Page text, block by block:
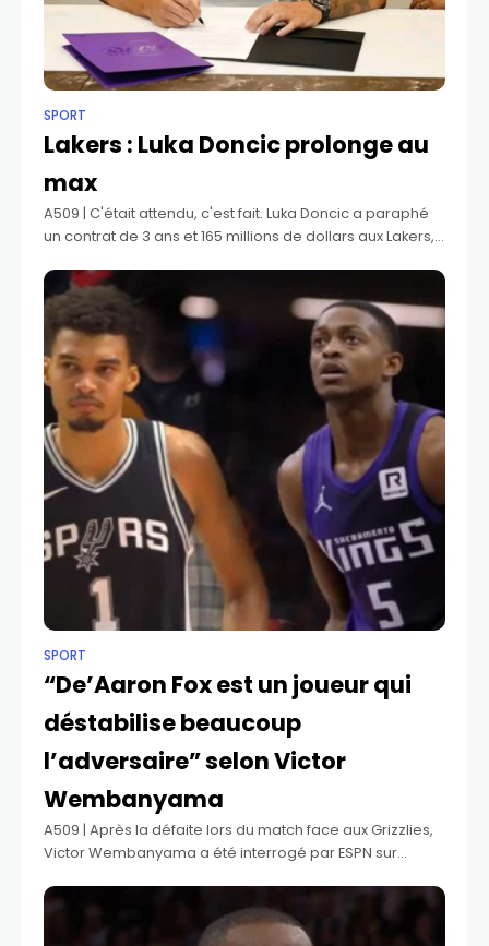
SPORT
Lakers : Luka Doncic prolonge au
max
A509 | C'était attendu, c'est fait. Luka Doncic a paraphé
un contrat de 3 ans et 165 millions de dollars aux Lakers,
SPORT
“De’Aaron Fox est un joueur qui
déstabilise beaucoup
l’adversaire” selon Victor
Wembanyama
A509 | Après la défaite lors du match face aux Grizzlies,
Victor Wembanyama a été interrogé par ESPN sur